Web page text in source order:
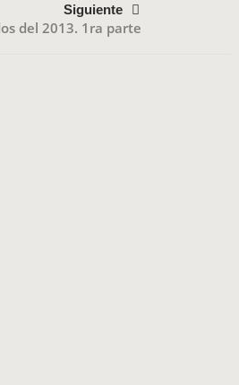
Siguiente
del 2013. 1ra parte